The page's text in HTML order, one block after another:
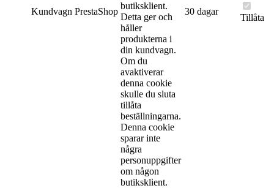
Kundvagn PrestaShop
butiksklient.
Detta ger och
håller
produkterna i
din kundvagn.
Om du
avaktiverar
denna cookie
skulle du sluta
tillåta
beställningarna.
Denna cookie
sparar inte
några
personuppgifter
om någon
butiksklient.
30 dagar
Tillåta